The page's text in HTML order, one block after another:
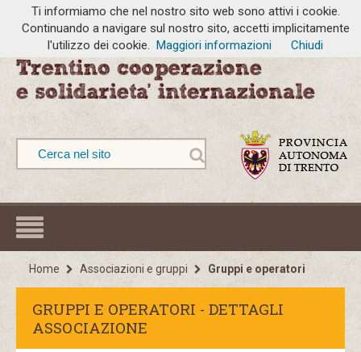
Home Associazioni e gruppi Gruppi e operatori
GRUPPI E OPERATORI - DETTAGLI
ASSOCIAZIONE
Ti informiamo che nel nostro sito web sono attivi i cookie.
Continuando a navigare sul nostro sito, accetti implicitamente
l'utilizzo dei cookie. Maggiori informazioni Chiudi